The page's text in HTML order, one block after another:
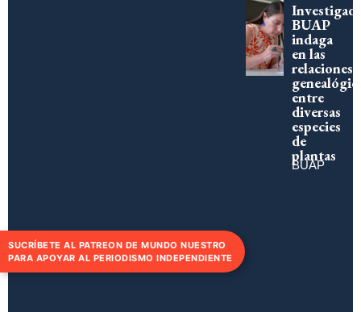
BUAP
indaga
en las
relaciones
entre
diversas
especies
de
plantas
BUAP
SUCRÍBETE AL PATREON DE MUNDO NUESTRO
PARA APOYAR AL PERIODISMO INDEPENDIENTE